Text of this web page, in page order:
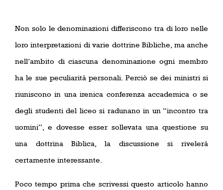
Non solo le denominazioni differiscono tra di loro nelle
loro interpretazioni di varie dottrine Bibliche, ma anche
nell’ambito di ciascuna denominazione ogni membro
ha le sue peculiarità personali. Perciò se dei ministri si
riuniscono in una irenica conferenza accademica o se
degli studenti del liceo si radunano in un “incontro tra
uomini”, e dovesse esser sollevata una questione su
una dottrina Biblica, la discussione si rivelerà
certamente interessante.
Poco tempo prima che scrivessi questo articolo hanno